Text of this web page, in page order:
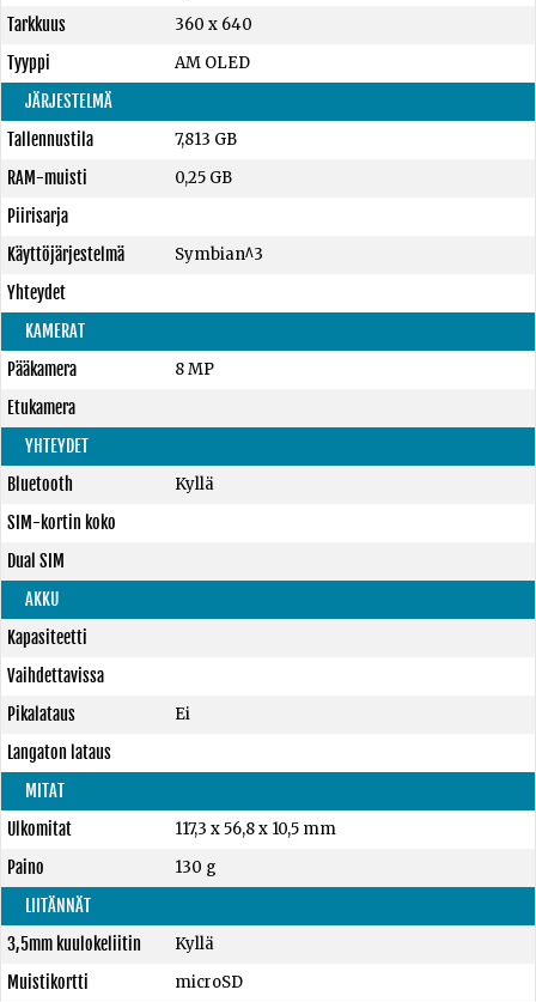
Tarkkuus
360 x 640
Tyyppi
AM OLED
JÄRJESTELMÄ
Tallennustila
7,813 GB
RAM-muisti
0,25 GB
Piirisarja
Käyttöjärjestelmä
Symbian^3
Yhteydet
KAMERAT
Pääkamera
8 MP
Etukamera
YHTEYDET
Bluetooth
Kyllä
SIM-kortin koko
Dual SIM
AKKU
Kapasiteetti
Vaihdettavissa
Pikalataus
Ei
Langaton lataus
MITAT
Ulkomitat
117,3 x 56,8 x 10,5 mm
Paino
130 g
LIITÄNNÄT
3,5mm kuulokeliitin
Kyllä
Muistikortti
microSD